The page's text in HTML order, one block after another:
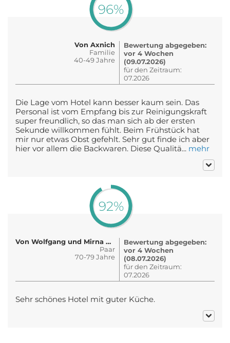
96%
Von Axnich
Familie
40-49 Jahre
Bewertung abgegeben:
vor 4 Wochen
(09.07.2026)
für den Zeitraum:
07.2026
Die Lage vom Hotel kann besser kaum sein. Das
Personal ist vom Empfang bis zur Reinigungskraft
super freundlich, so das man sich ab der ersten
Sekunde willkommen fühlt. Beim Frühstück hat
mir nur etwas Obst gefehlt. Sehr gut finde ich aber
hier vor allem die Backwaren. Diese Qualitä... mehr
92%
Von Wolfgang und Mirna Kroh
Paar
70-79 Jahre
Bewertung abgegeben:
vor 4 Wochen
(08.07.2026)
für den Zeitraum:
07.2026
Sehr schönes Hotel mit guter Küche.